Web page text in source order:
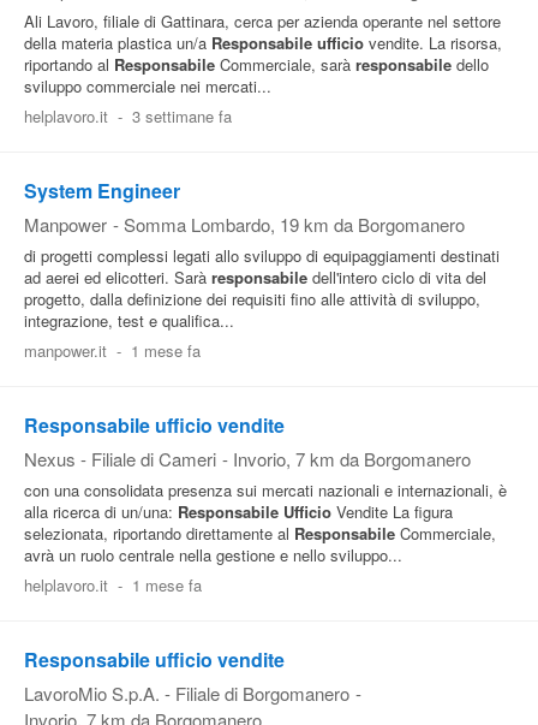
Ali Lavoro, filiale di Gattinara, cerca per azienda operante nel settore
della materia plastica un/a Responsabile ufficio vendite. La risorsa,
riportando al Responsabile Commerciale, sarà responsabile dello
sviluppo commerciale nei mercati...
helplavoro.it - 3 settimane fa
System Engineer
Manpower - Somma Lombardo, 19 km da Borgomanero
di progetti complessi legati allo sviluppo di equipaggiamenti destinati
ad aerei ed elicotteri. Sarà responsabile dell'intero ciclo di vita del
progetto, dalla definizione dei requisiti fino alle attività di sviluppo,
integrazione, test e qualifica...
manpower.it - 1 mese fa
Responsabile ufficio vendite
Nexus - Filiale di Cameri - Invorio, 7 km da Borgomanero
con una consolidata presenza sui mercati nazionali e internazionali, è
alla ricerca di un/una: Responsabile Ufficio Vendite La figura
selezionata, riportando direttamente al Responsabile Commerciale,
avrà un ruolo centrale nella gestione e nello sviluppo...
helplavoro.it - 1 mese fa
Responsabile ufficio vendite
LavoroMio S.p.A. - Filiale di Borgomanero -
Invorio, 7 km da Borgomanero